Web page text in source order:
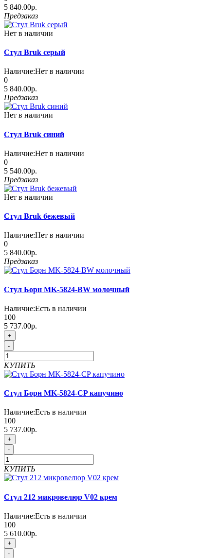
5 840.00р.
Предзаказ
Нет в наличии
Стул Bruk серый
Наличие:Нет в наличии
0
5 840.00р.
Предзаказ
Нет в наличии
Стул Bruk синий
Наличие:Нет в наличии
0
5 540.00р.
Предзаказ
Нет в наличии
Стул Bruk бежевый
Наличие:Нет в наличии
0
5 840.00р.
Предзаказ
Стул Борн MK-5824-BW молочный
Наличие:Есть в наличии
100
5 737.00р.
+
-
КУПИТЬ
Стул Борн MK-5824-CP капучино
Наличие:Есть в наличии
100
5 737.00р.
+
-
КУПИТЬ
Стул 212 микровелюр V02 крем
Наличие:Есть в наличии
100
5 610.00р.
+
-